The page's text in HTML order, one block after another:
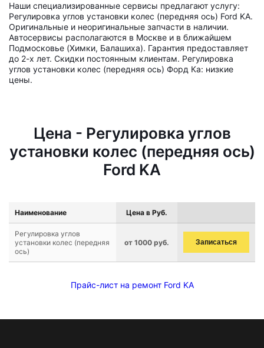
Наши специализированные сервисы предлагают услугу:
Регулировка углов установки колес (передняя ось) Ford KA.
Оригинальные и неоригинальные запчасти в наличии.
Автосервисы располагаются в Москве и в ближайшем
Подмосковье (Химки, Балашиха). Гарантия предоставляет
до 2-х лет. Скидки постоянным клиентам. Регулировка
углов установки колес (передняя ось) Форд Ка: низкие
цены.
Цена - Регулировка углов
установки колес (передняя ось)
Ford KA
Наименование Цена в Руб.
Регулировка углов
установки колес (передняя
ось)
от 1000 руб. Записаться
Прайс-лист на ремонт Ford KA